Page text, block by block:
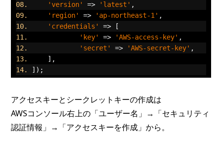
'version'
=> 'latest' ,
'region'
=> 'ap-northeast-1' ,
'credentials'
=>
[
'key'
=> 'AWS-access-key' ,
'secret'
=> 'AWS-secret-key' ,
],
]);
アクセスキーとシークレットキーの作成は
AWSコンソール右上の「ユーザー名」→「セキュリティ
認証情報」→「アクセスキーを作成」から。